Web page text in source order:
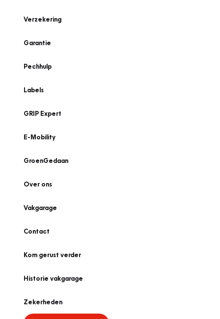
Verzekering
Garantie
Pechhulp
Labels
GRIP Expert
E-Mobility
GroenGedaan
Over ons
Vakgarage
Contact
Kom gerust verder
Historie vakgarage
Zekerheden